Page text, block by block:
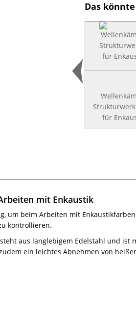
Das
für
mit Enkaustik
um beim Arbeiten mit
kontrollieren.
aus langlebigem Edelstahl und
ein leichtes Abnehmen von